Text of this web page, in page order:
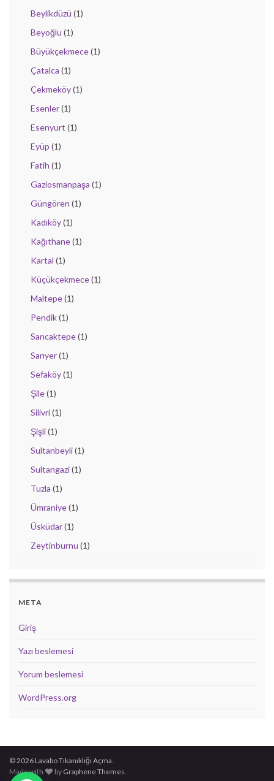
Beylikdüzü (1)
Beyoğlu (1)
Büyükçekmece(1)
Çatalca (1)
Çekmeköy(1)
Esenler(1)
Esenyurt (1)
Eyüp (1)
Fatih (1)
Gaziosmanpaşa (1)
Güngören (1)
Kadıköy(1)
Kağıthane(1)
Kartal (1)
Küçükçekmece(1)
Maltepe(1)
Pendik(1)
Sancaktepe(1)
Sarıyer(1)
Sefaköy(1)
Şile(1)
Silivri(1)
Şişli(1)
Sultanbeyli(1)
Sultangazi(1)
Tuzla (1)
Ümraniye(1)
Üsküdar(1)
Zeytinburnu (1)
META
Giriş
Yazı beslemesi
Yorum beslemesi
WordPress.org
© 2026 Lavabo Tıkanıklığı Açma.
Made with
by Graphene Themes